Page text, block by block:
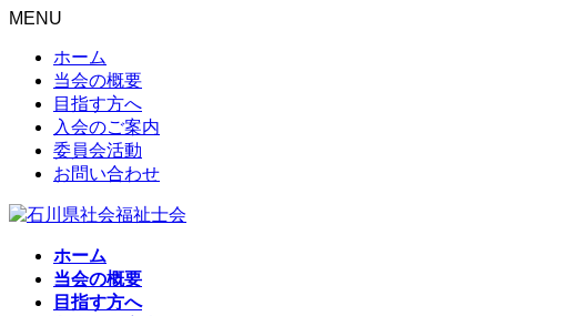
MENU
ホーム
当会の概要
目指す方へ
入会のご案内
委員会活動
お問い合わせ
ホーム
当会の概要
目指す方へ